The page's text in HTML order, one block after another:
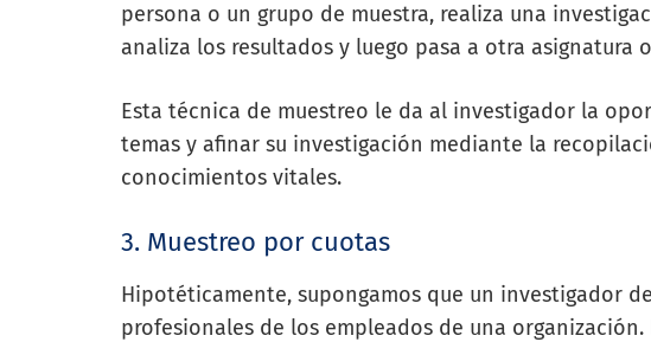
persona o un grupo de muestra, realiza una
analiza los resultados y luego pasa a otra asignatura
Esta técnica de muestreo le da al investigador la
temas y afinar su investigación mediante la
conocimientos vitales.
3. Muestreo por cuotas
Hipotéticamente, supongamos que un investigador
profesionales de los empleados de una